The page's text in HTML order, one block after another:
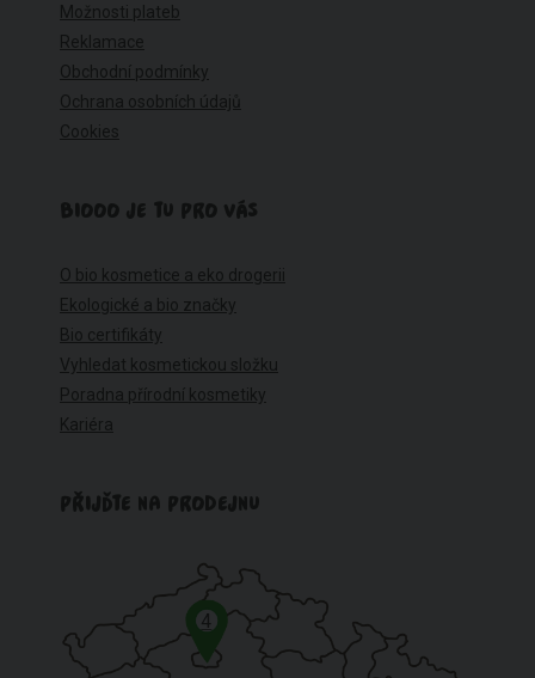
Možnosti plateb
Reklamace
Obchodní podmínky
Ochrana osobních údajů
Cookies
BIOOO JE TU PRO VÁS
O bio kosmetice a eko drogerii
Ekologické a bio značky
Bio certifikáty
Vyhledat kosmetickou složku
Poradna přírodní kosmetiky
Kariéra
PŘIJĎTE NA PRODEJNU
4